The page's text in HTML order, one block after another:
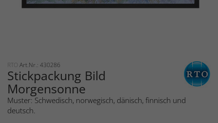
RTO Art.Nr.: 430286
Stickpackung Bild
Morgensonne
Muster: Schwedisch, norwegisch, dänisch, finnisch und
deutsch.